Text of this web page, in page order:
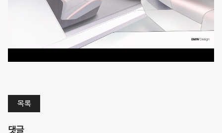
목록
댓글